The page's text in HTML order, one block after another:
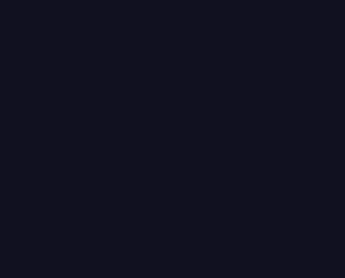
para observar su latido. Por ejemplo, imagina que
instalar programas extras, por eso son la